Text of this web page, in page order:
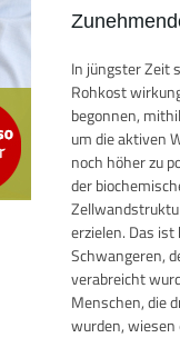
In jüngster Zeit
Rohkost
begonnen,
um die aktiven
noch höher zu
der
erzielen. Das
Schwangeren,
verabreicht
Menschen, die
wurden, wiesen